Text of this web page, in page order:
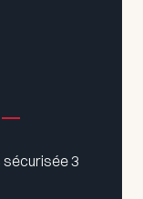
3